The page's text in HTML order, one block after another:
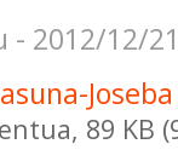
- 2012/12/
89 KB